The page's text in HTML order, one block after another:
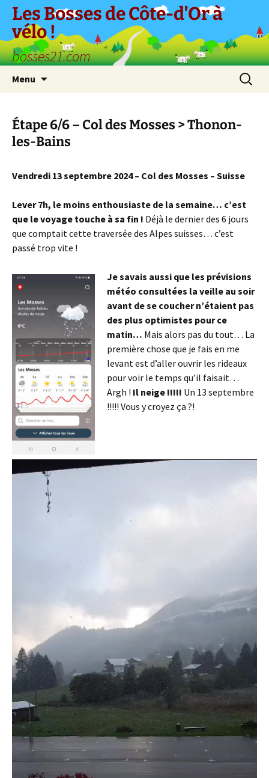
Aller
contenu
Les Bosses de Côte-d'Or à
vélo !
bosses21.com
Menu
Étape 6/6 – Col des Mosses > Thonon-
les-Bains
Vendredi 13 septembre 2024 – Col des Mosses – Suisse
Lever 7h, le moins enthousiaste de la semaine… c’est
que le voyage touche à sa fin ! Déjà le dernier des 6 jours
que comptait cette traversée des Alpes suisses… c’est
passé trop vite !
Je savais aussi que les prévisions
météo consultées la veille au soir
avant de se coucher n’étaient pas
des plus optimistes pour ce
matin… Mais alors pas du tout… La
première chose que je fais en me
levant est d’aller ouvrir les rideaux
pour voir le temps qu’il faisait…
Argh ! Il neige !!!!! Un 13 septembre
!!!!! Vous y croyez ça ?!